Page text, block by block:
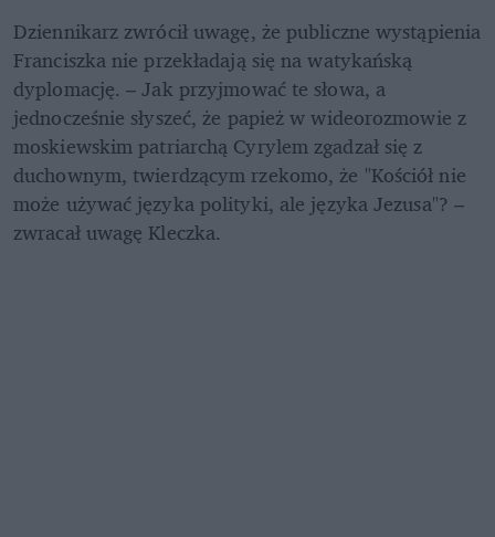
Dziennikarz zwrócił uwagę, że publiczne wystąpienia
Franciszka nie przekładają się na watykańską
dyplomację. – Jak przyjmować te słowa, a
jednocześnie słyszeć, że papież w wideorozmowie z
moskiewskim patriarchą Cyrylem zgadzał się z
duchownym, twierdzącym rzekomo, że "Kościół nie
może używać języka polityki, ale języka Jezusa"? –
zwracał uwagę Kleczka.